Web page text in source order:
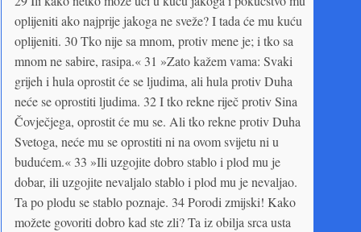
oplijeniti ako najprije jakoga ne sveže? I tada će mu kuću
oplijeniti. 30 Tko nije sa mnom, protiv mene je; i tko sa
mnom ne sabire, rasipa.« 31 »Zato kažem vama: Svaki
grijeh i hula oprostit će se ljudima, ali hula protiv Duha
neće se oprostiti ljudima. 32 I tko rekne riječ protiv Sina
Čovječjega, oprostit će mu se. Ali tko rekne protiv Duha
Svetoga, neće mu se oprostiti ni na ovom svijetu ni u
budućem.« 33 »Ili uzgojite dobro stablo i plod mu je
dobar, ili uzgojite nevaljalo stablo i plod mu je nevaljao.
Ta po plodu se stablo poznaje. 34 Porodi zmijski! Kako
možete govoriti dobro kad ste zli? Ta iz obilja srca usta